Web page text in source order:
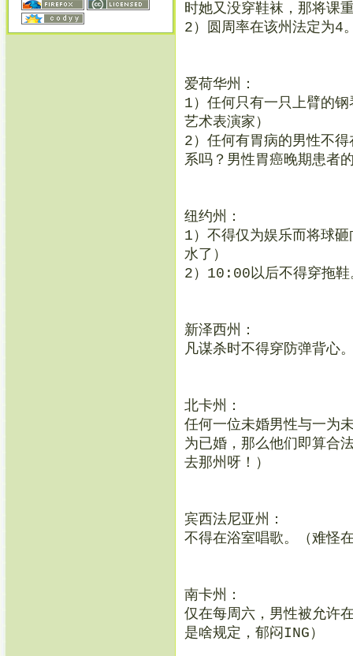
时她又没穿鞋袜，那将课
2）圆周率在该州法定为4
爱荷华州：
1）任何只有一只上臂的
艺术表演家）
2）任何有胃病的男性不
系吗？男性胃癌晚期患者
纽约州：
1）不得仅为娱乐而将球
水了）
2）10:00以后不得穿拖鞋
新泽西州：
凡谋杀时不得穿防弹背心
北卡州：
任何一位未婚男性与一为
为已婚，那么他们即算合
去那州呀！）
宾西法尼亚州：
不得在浴室唱歌。（难怪
南卡州：
仅在每周六，男性被允许
是啥规定，郁闷ING）